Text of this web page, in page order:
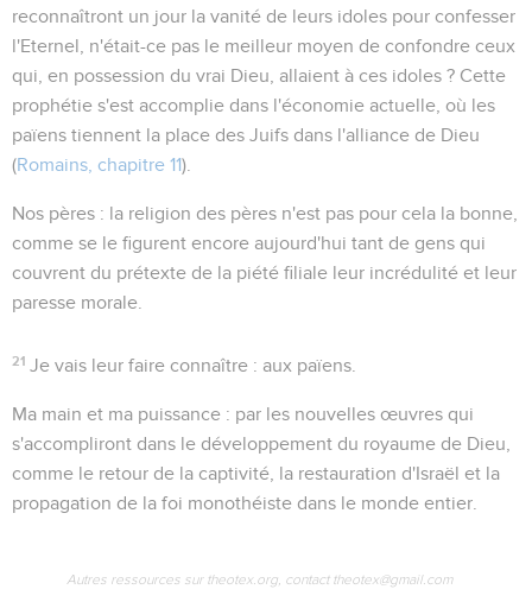
reconnaîtront un jour la vanité de leurs idoles pour confesser
l'Eternel, n'était-ce pas le meilleur moyen de confondre ceux
qui, en possession du vrai Dieu, allaient à ces idoles ? Cette
prophétie s'est accomplie dans l'économie actuelle, où les
païens tiennent la place des Juifs dans l'alliance de Dieu
(Romains, chapitre 11).
Nos pères : la religion des pères n'est pas pour cela la bonne,
comme se le figurent encore aujourd'hui tant de gens qui
couvrent du prétexte de la piété filiale leur incrédulité et leur
paresse morale.
21 Je vais leur faire connaître : aux païens.
Ma main et ma puissance : par les nouvelles œuvres qui
s'accompliront dans le développement du royaume de Dieu,
comme le retour de la captivité, la restauration d'Israël et la
propagation de la foi monothéiste dans le monde entier.
Autres ressources sur theotex.org, contact theotex@gmail.com